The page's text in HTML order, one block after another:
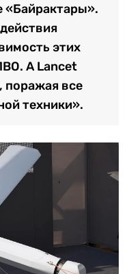
«Байрактары».
этих
А Lancet
поражая все
техники».